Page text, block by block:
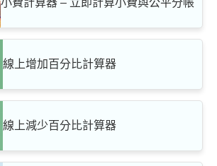
小費計算器 – 立即計算小費與公平分帳
線上增加百分比計算器
線上減少百分比計算器